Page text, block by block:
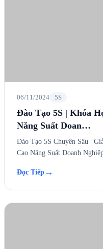
06/11/2024 5S
Đào Tạo 5S | Khóa
Năng Suất Doan…
Đào Tạo 5S Chuyên Sâu |
Cao Năng Suất Doanh
Đọc Tiếp →